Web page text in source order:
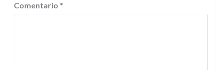
Comentario *